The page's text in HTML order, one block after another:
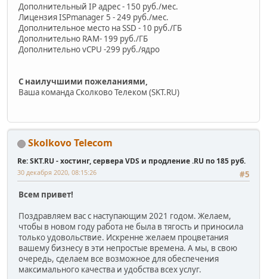
Дополнительный IP адрес - 150 руб./мес.
Лицензия ISPmanager 5 - 249 руб./мес.
Дополнительное место на SSD - 10 руб./ГБ
Дополнительно RAM- 199 руб./ГБ
Дополнительно vCPU -299 руб./ядро
С наилучшими пожеланиями,
Ваша команда Сколково Телеком (SKT.RU)
Skolkovo Telecom
Re: SKT.RU - хостинг, сервера VDS и продление .RU по 185 руб.
#5
30 декабря 2020, 08:15:26
Всем привет!
Поздравляем вас с наступающим 2021 годом. Желаем,
чтобы в новом году работа не была в тягость и приносила
только удовольствие. Искренне желаем процветания
вашему бизнесу в эти непростые времена. А мы, в свою
очередь, сделаем все возможное для обеспечения
максимального качества и удобства всех услуг.